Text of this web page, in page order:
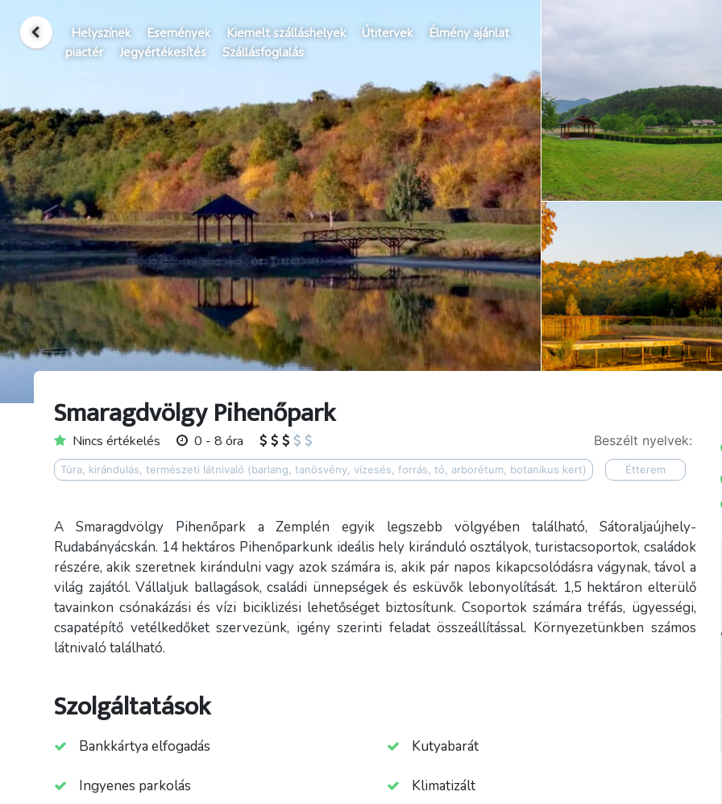
Helyszínek Események Kiemelt szálláshelyek Útitervek
Élmény ajánlat
piactér
Jegyértékesítés Szállásfoglalás
Smaragdvölgy Pihenőpark
Nincs értékelés 0 - 8 óra Beszélt nyelvek:
Túra, kirándulás, természeti látnivaló (barlang, tanösvény, vízesés, forrás, tó, arborétum, botanikus kert) Étterem
A Smaragdvölgy Pihenőpark a Zemplén egyik legszebb völgyében található, Sátoraljaújhely-
Rudabányácskán. 14 hektáros Pihenőparkunk ideális hely kiránduló osztályok, turistacsoportok, családok
részére, akik szeretnek kirándulni vagy azok számára is, akik pár napos kikapcsolódásra vágynak, távol a
világ zajától. Vállaljuk ballagások, családi ünnepségek és esküvők lebonyolítását. 1,5 hektáron elterülő
tavainkon csónakázási és vízi biciklizési lehetőséget biztosítunk. Csoportok számára tréfás, ügyességi,
csapatépítő vetélkedőket szervezünk, igény szerinti feladat összeállítással. Környezetünkben számos
látnivaló található.
Szolgáltatások
Bankkártya elfogadás Kutyabarát
Ingyenes parkolás Klimatizált